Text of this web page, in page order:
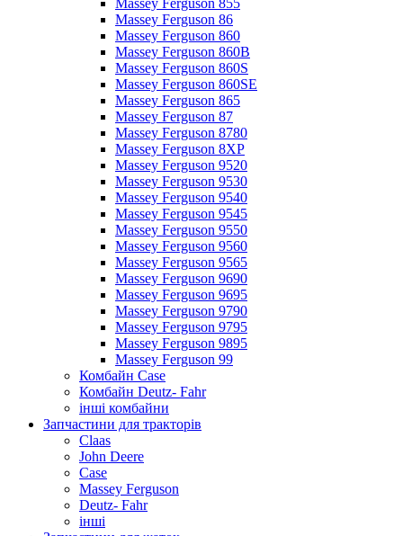
Massey Ferguson 855
Massey Ferguson 86
Massey Ferguson 860
Massey Ferguson 860B
Massey Ferguson 860S
Massey Ferguson 860SE
Massey Ferguson 865
Massey Ferguson 87
Massey Ferguson 8780
Massey Ferguson 8XP
Massey Ferguson 9520
Massey Ferguson 9530
Massey Ferguson 9540
Massey Ferguson 9545
Massey Ferguson 9550
Massey Ferguson 9560
Massey Ferguson 9565
Massey Ferguson 9690
Massey Ferguson 9695
Massey Ferguson 9790
Massey Ferguson 9795
Massey Ferguson 9895
Massey Ferguson 99
Комбайн Case
Комбайн Deutz- Fahr
інші комбайни
Запчастини для тракторів
Claas
John Deere
Case
Massey Ferguson
Deutz- Fahr
інші